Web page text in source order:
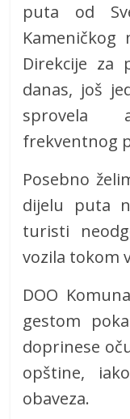
puta od
Kameničkog
Direkcije za
danas, još
sprovela
frekventnog
Posebno
dijelu puta
turisti
vozila tokom
DOO
gestom
doprinese
opštine,
obaveza.